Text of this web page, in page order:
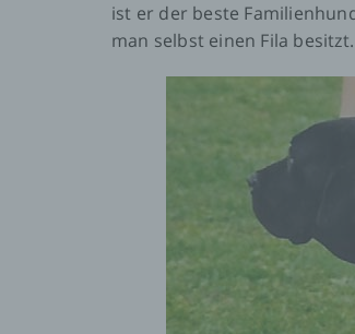
ist er der beste
man selbst einen Fila besitzt.